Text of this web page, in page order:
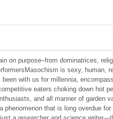
on purpose–from dominatrices,
is sexy, human,
with us for millennia,
eaters choking down hot
and all manner of garden
that is long overdue for